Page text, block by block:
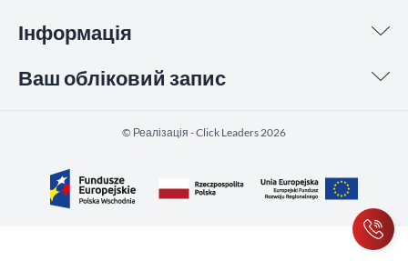
Інформація
Ваш обліковий запис
©️ Реалізація - Click Leaders 2026